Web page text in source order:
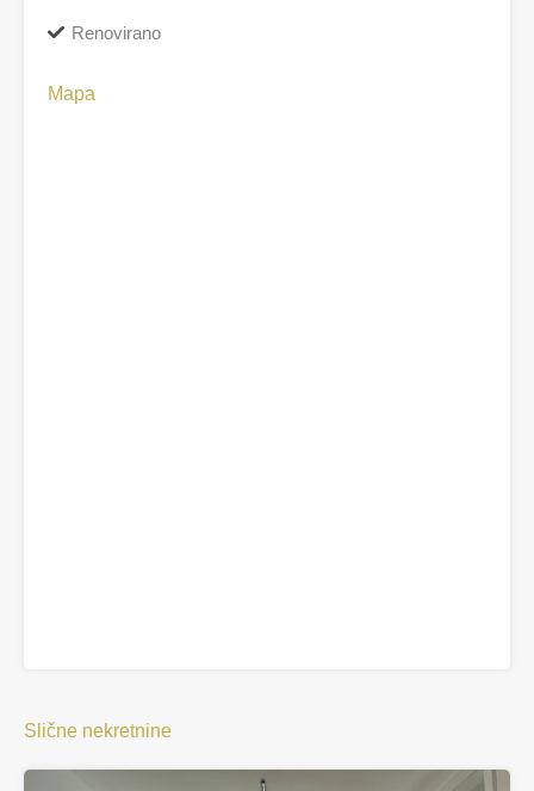
Renovirano
Mapa
Slične nekretnine